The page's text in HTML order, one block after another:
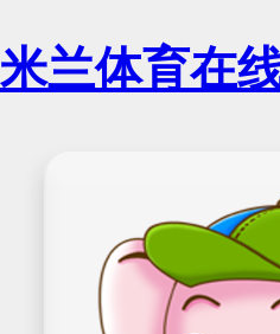
米兰体育在